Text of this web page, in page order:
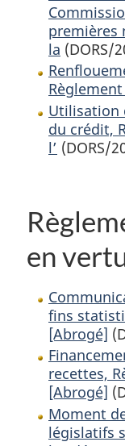
premières
la (DORS/
Utilisation
du crédit,
l’ (DORS/
en
fins
[Abrogé]
recettes,
[Abrogé]
Moment
législatifs